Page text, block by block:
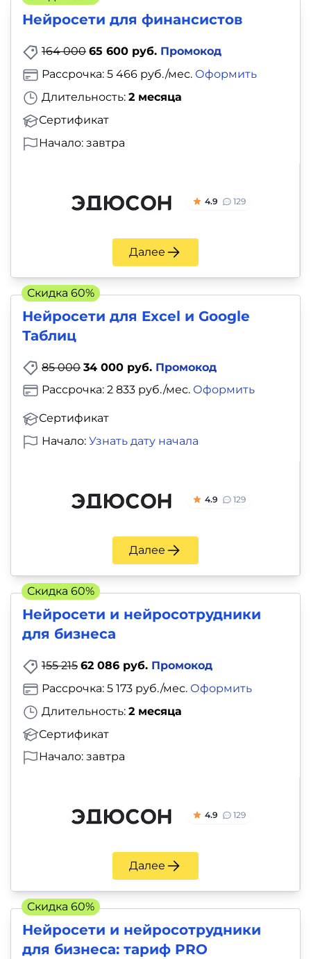
Нейросети для финансистов
164 000 65 600 руб. Промокод
Длительность: 2 месяца
Сертификат
Рассрочка: 5 466 руб./мес. Оформить
Начало: завтра
4.9 129
Далее
Нейросети для Excel и Google
Таблиц
85 000 34 000 руб. Промокод
Сертификат
Рассрочка: 2 833 руб./мес. Оформить
Начало: Узнать дату начала
4.9 129
Далее
Скидка 60%
Нейросети и нейросотрудники
для бизнеса
155 215 62 086 руб. Промокод
Длительность: 2 месяца
Сертификат
Рассрочка: 5 173 руб./мес. Оформить
Начало: завтра
4.9 129
Далее
Скидка 60%
Нейросети и нейросотрудники
для бизнеса: тариф PRO
Скидка 60%